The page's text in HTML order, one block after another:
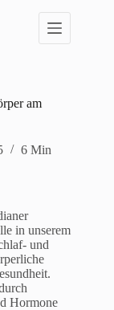
am
6 Min
in unserem
und
Hormone